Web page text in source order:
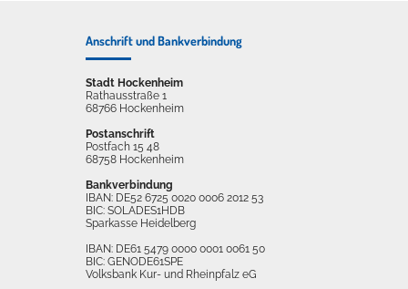
Anschrift und Bankverbindung
Stadt Hockenheim
Rathausstraße 1
68766 Hockenheim
Postanschrift
Postfach 15 48
68758 Hockenheim
Bankverbindung
IBAN: DE52 6725 0020 0006 2012 53
BIC: SOLADES1HDB
Sparkasse Heidelberg
IBAN: DE61 5479 0000 0001 0061 50
BIC: GENODE61SPE
Volksbank Kur- und Rheinpfalz eG